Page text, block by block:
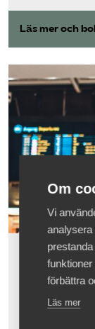
Läs mer och
Arbete
gäller?
Distans
Om
Vi
analysera
förbättra
Läs mer